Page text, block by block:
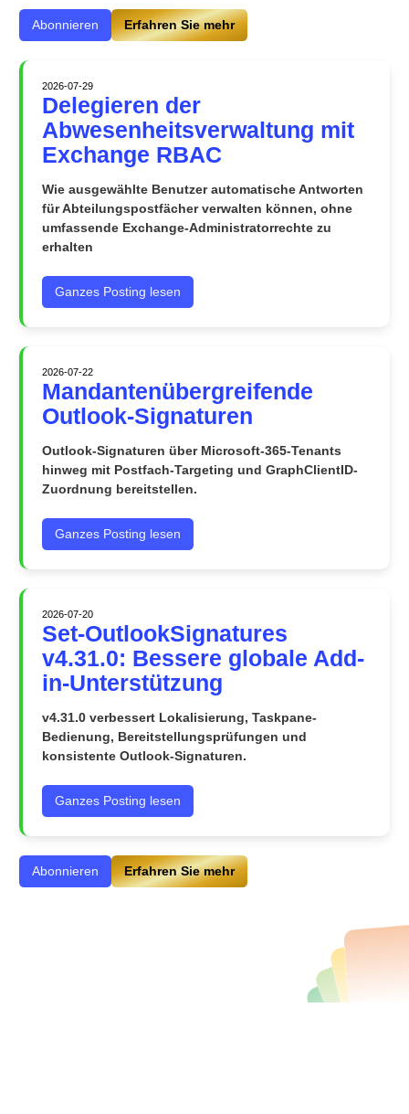
Abonnieren Erfahren Sie mehr
2026-07-29
Delegieren der
Abwesenheitsverwaltung mit
Exchange RBAC
Wie ausgewählte Benutzer automatische Antworten
für Abteilungspostfächer verwalten können, ohne
umfassende Exchange-Administratorrechte zu
erhalten
Ganzes Posting lesen
2026-07-22
Mandantenübergreifende
Outlook-Signaturen
Outlook-Signaturen über Microsoft-365-Tenants
hinweg mit Postfach-Targeting und GraphClientID-
Zuordnung bereitstellen.
Ganzes Posting lesen
2026-07-20
Set-OutlookSignatures
v4.31.0: Bessere globale Add-
in-Unterstützung
v4.31.0 verbessert Lokalisierung, Taskpane-
Bedienung, Bereitstellungsprüfungen und
konsistente Outlook-Signaturen.
Ganzes Posting lesen
Abonnieren Erfahren Sie mehr